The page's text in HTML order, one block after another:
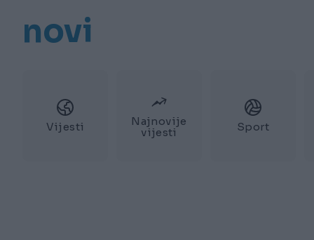
novi
Vijesti
Najnovije
vijesti
Sport